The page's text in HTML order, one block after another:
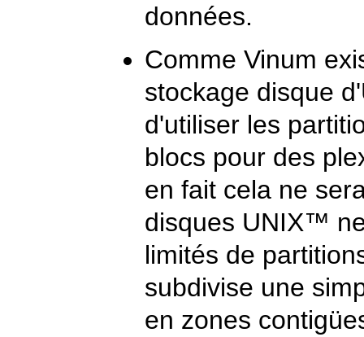
données.
Comme Vinum
stockage disque
d'utiliser les
blocs pour des
en fait cela ne
disques UNIX™
limités de
subdivise une
en zones